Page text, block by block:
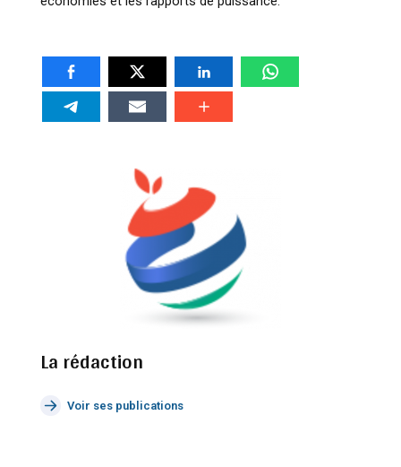
La rédaction
Voir ses publications